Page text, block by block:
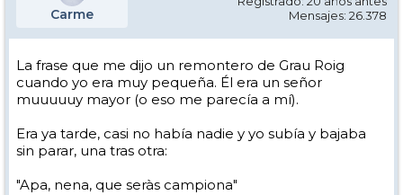
Carme
Mensajes: 26.378
La frase que me dijo un remontero de Grau Roig
cuando yo era muy pequeña. Él era un señor
muuuuuy mayor (o eso me parecía a mí).
Era ya tarde, casi no había nadie y yo subía y bajaba
sin parar, una tras otra:
"Apa, nena, que seràs campiona"